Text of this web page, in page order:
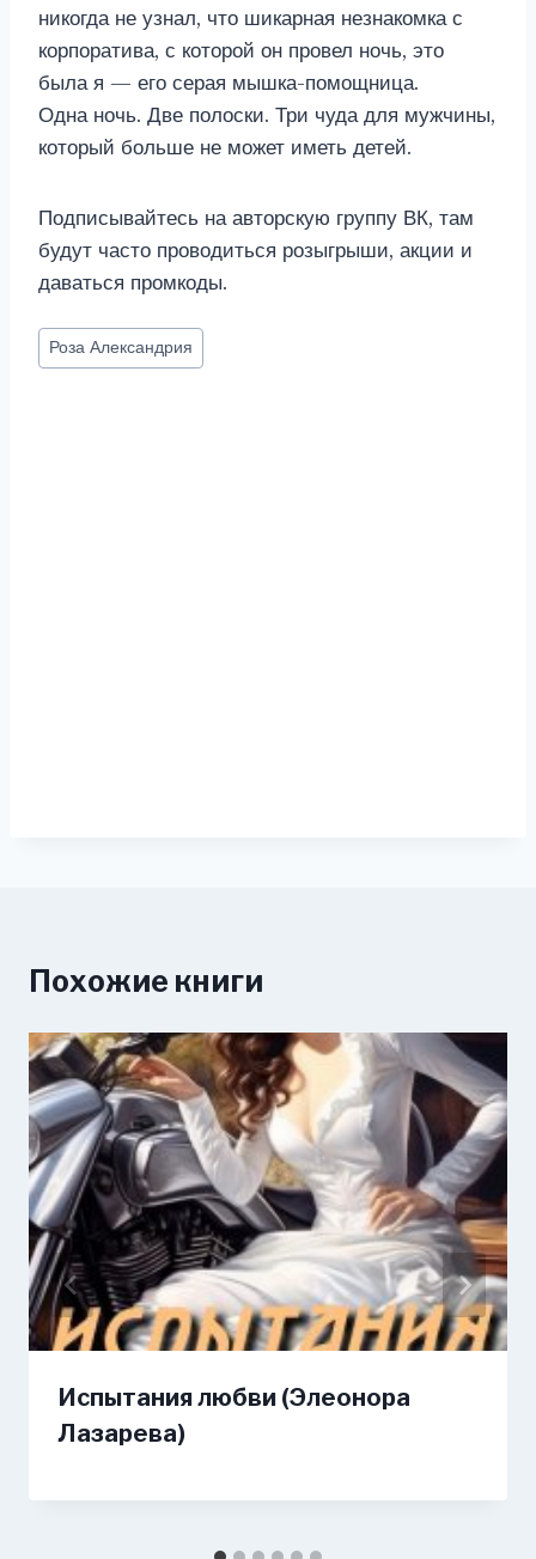
никогда не узнал, что шикарная незнакомка с
корпоратива, с которой он провел ночь, это
была я — его серая мышка-помощница.
Одна ночь. Две полоски. Три чуда для мужчины,
который больше не может иметь детей.
Подписывайтесь на авторскую группу ВК, там
будут часто проводиться розыгрыши, акции и
даваться промкоды.
Метки
записи:
Роза Александрия
Похожие книги
Испытания любви (Элеонора
Лазарева)